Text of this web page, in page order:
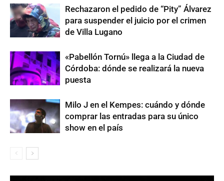
Rechazaron el pedido de “Pity” Álvarez
para suspender el juicio por el crimen
de Villa Lugano
«Pabellón Tornú» llega a la Ciudad de
Córdoba: dónde se realizará la nueva
puesta
Milo J en el Kempes: cuándo y dónde
comprar las entradas para su único
show en el país